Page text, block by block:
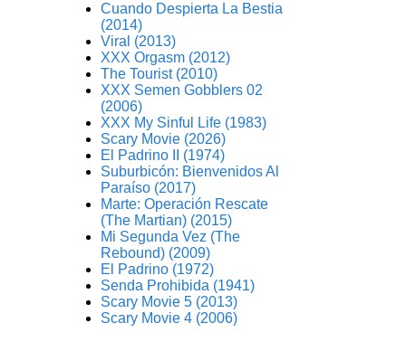
Cuando Despierta La Bestia
(2014)
Viral (2013)
XXX Orgasm (2012)
The Tourist (2010)
XXX Semen Gobblers 02
(2006)
XXX My Sinful Life (1983)
Scary Movie (2026)
El Padrino II (1974)
Suburbicón: Bienvenidos Al
Paraíso (2017)
Marte: Operación Rescate
(The Martian) (2015)
Mi Segunda Vez (The
Rebound) (2009)
El Padrino (1972)
Senda Prohibida (1941)
Scary Movie 5 (2013)
Scary Movie 4 (2006)